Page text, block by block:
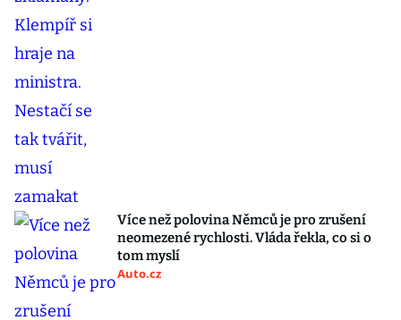
Více než polovina Němců je pro zrušení
neomezené rychlosti. Vláda řekla, co si o
tom myslí
Auto.cz